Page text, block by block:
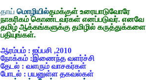
தாய் மொழியில்தமக்குள் உரையாடுவோரே
நாகரிகம் கொண்டவர்கள் எனப்படுவர். எனவே
தமிழ் ஆக்கங்களுக்கு தமிழில் கருத்துக்களை
பதியுங்கள்.
ஆரம்பம் : ஐப்பசி ,2010
நோக்கம் :இணைந்த வளர்ச்சி
தேடல் : வளரும் வாசகர்கள்
போடல் : பயனுள்ள தகவல்கள்